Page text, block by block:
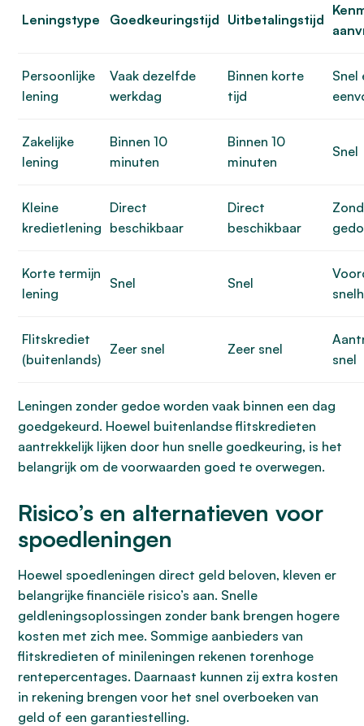
Leningstype Goedkeuringstijd Uitbetalingstijd
Persoonlijke
lening
Vaak dezelfde
werkdag
Binnen korte
tijd
Snel
Zakelijke
lening
Binnen 10
minuten
Binnen 10
minuten
Snel
Kleine
kredietlening
Direct
beschikbaar
Direct
beschikbaar
Korte termijn
lening
Snel Snel
Flitskrediet
(buitenlands)
Zeer snel Zeer snel
snel
Leningen zonder gedoe worden vaak binnen een dag
goedgekeurd. Hoewel buitenlandse flitskredieten
aantrekkelijk lijken door hun snelle goedkeuring, is het
belangrijk om de voorwaarden goed te overwegen.
Risico’s en alternatieven voor
spoedleningen
Hoewel spoedleningen direct geld beloven, kleven er
belangrijke financiële risico’s aan. Snelle
geldleningsoplossingen zonder bank brengen hogere
kosten met zich mee. Sommige aanbieders van
flitskredieten of minileningen rekenen torenhoge
rentepercentages. Daarnaast kunnen zij extra kosten
in rekening brengen voor het snel overboeken van
geld of een garantiestelling.